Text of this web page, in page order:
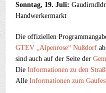
Sonntag, 19. Juli:
Handwerkermarkt
Die offiziellen
GTEV „Alpenrose“ Nußdorf
sind auch auf der Seite der
DieInformationen zu den
AlleInformationen zum